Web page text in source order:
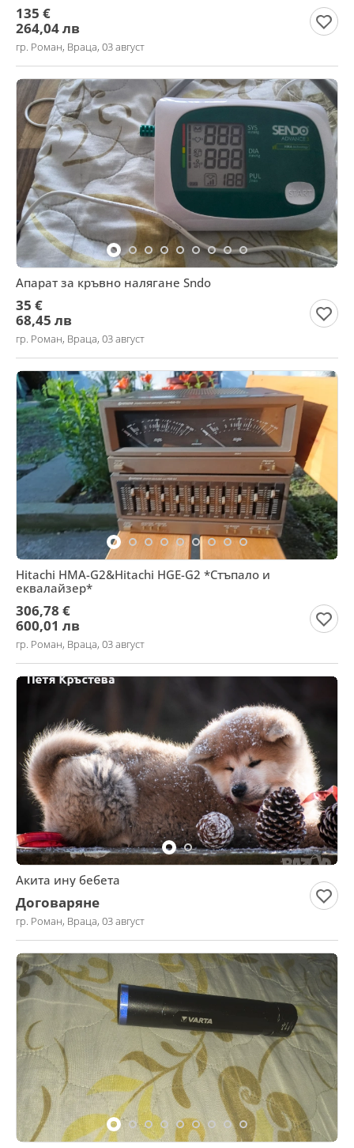
135 €
264,04 лв
гр. Роман, Враца, 03 август
Апарат за кръвно налягане Sndo
35 €
68,45 лв
гр. Роман, Враца, 03 август
Hitachi HMA-G2&Hitachi HGE-G2 *Стъпало и
еквалайзер*
306,78 €
600,01 лв
гр. Роман, Враца, 03 август
Акита ину бебета
Договаряне
гр. Роман, Враца, 03 август